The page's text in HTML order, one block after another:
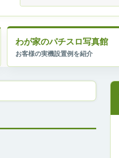
わが家のパチスロ写真館